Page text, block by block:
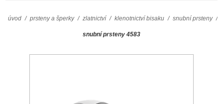
úvod / prsteny a šperky / zlatnictví / klenotnictví bisaku / snubní prsteny /
snubní prsteny 4583